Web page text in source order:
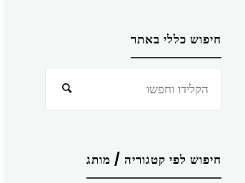
חיפוש כללי באתר
חיפוש
חיפוש לפי קטגוריה / מותג